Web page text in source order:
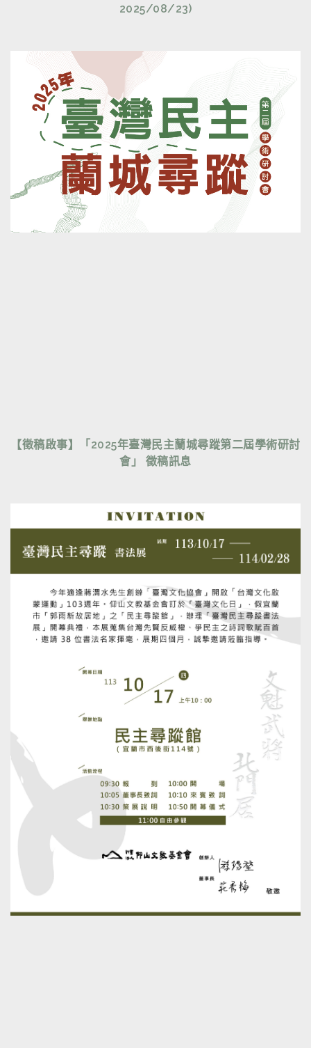
2025/08/23)
【徵稿啟事】「2025年臺灣民主蘭城尋蹤第二屆學術研討
會」 徵稿訊息